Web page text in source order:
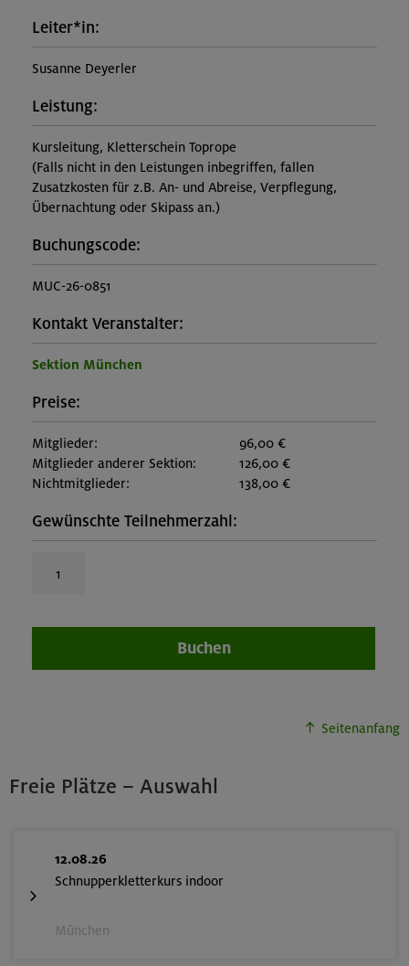
Leiter*in:
Susanne Deyerler
Leistung:
Kursleitung, Kletterschein Toprope
(Falls nicht in den Leistungen inbegriffen, fallen
Zusatzkosten für z.B. An- und Abreise, Verpflegung,
Übernachtung oder Skipass an.)
Buchungscode:
MUC-26-0851
Kontakt Veranstalter:
Sektion München
Preise:
Mitglieder:
96,00 €
Mitglieder anderer Sektion:
126,00 €
Nichtmitglieder:
138,00 €
Gewünschte Teilnehmerzahl:
Buchen
Seitenanfang
Freie Plätze – Auswahl
12.08.26
Schnupperkletterkurs indoor
München